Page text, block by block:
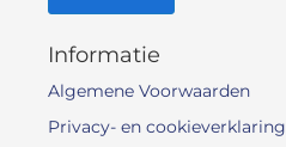
Informatie
Algemene Voorwaarden
Privacy- en cookieverklaring